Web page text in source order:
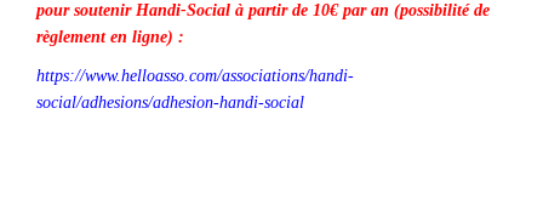
pour soutenir Handi-Social à partir de 10€ par an (possibilité de
règlement en ligne) :
https://www.helloasso.com/associations/handi-
social/adhesions/adhesion-handi-social